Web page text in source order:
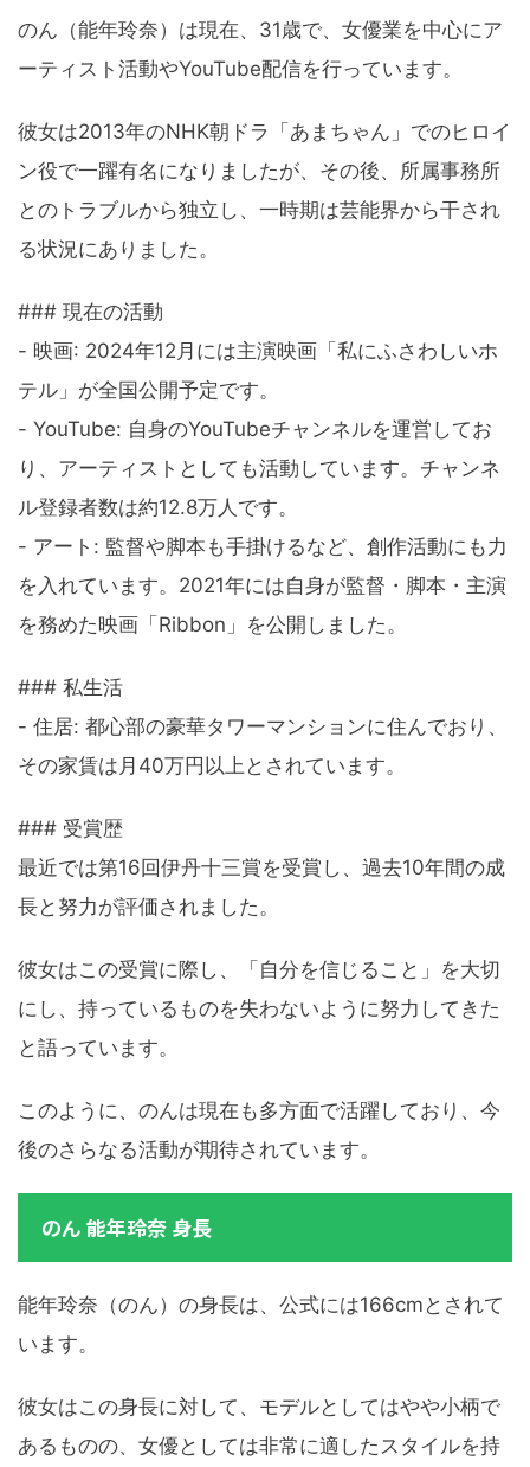
のん（能年玲奈）は現在、31歳で、女優業を中心にア
ーティスト活動やYouTube配信を行っています。
彼女は2013年のNHK朝ドラ「あまちゃん」でのヒロイ
ン役で一躍有名になりましたが、その後、所属事務所
とのトラブルから独立し、一時期は芸能界から干され
る状況にありました。
### 現在の活動
- 映画: 2024年12月には主演映画「私にふさわしいホ
テル」が全国公開予定です。
- YouTube: 自身のYouTubeチャンネルを運営してお
り、アーティストとしても活動しています。チャンネ
ル登録者数は約12.8万人です。
- アート: 監督や脚本も手掛けるなど、創作活動にも力
を入れています。2021年には自身が監督・脚本・主演
を務めた映画「Ribbon」を公開しました。
### 私生活
- 住居: 都心部の豪華タワーマンションに住んでおり、
その家賃は月40万円以上とされています。
### 受賞歴
最近では第16回伊丹十三賞を受賞し、過去10年間の成
長と努力が評価されました。
彼女はこの受賞に際し、「自分を信じること」を大切
にし、持っているものを失わないように努力してきた
と語っています。
このように、のんは現在も多方面で活躍しており、今
後のさらなる活動が期待されています。
のん 能年玲奈 身長
能年玲奈（のん）の身長は、公式には166cmとされて
います。
彼女はこの身長に対して、モデルとしてはやや小柄で
あるものの、女優としては非常に適したスタイルを持